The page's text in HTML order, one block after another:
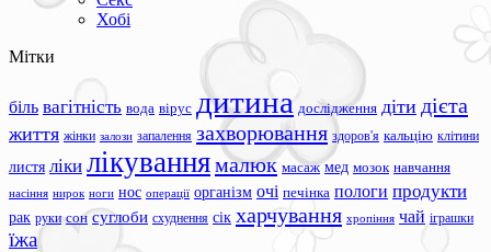
Хобі
Мітки
біль вагітність вода вірус дитина дослідження діти дієта
життя жінки залози запалення захворювання здоров'я кальцію клітини
листя ліки лікуваннямалюк масаж мед мозок навчання
насіння нирок ноги нос операції організм очі печінка пологи продукти
рак руки сон суглоби схуднення сік харчування хропіння чай іграшки
їжа